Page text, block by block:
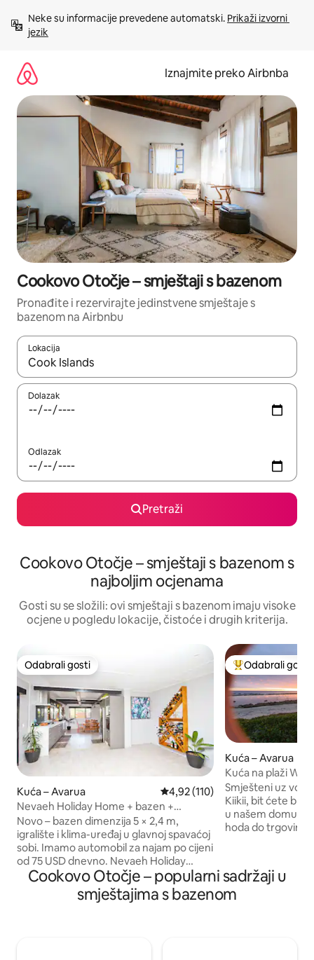
sadržaj
Neke su informacije prevedene automatski. Prikaži izvorni
jezik
Iznajmite preko Airbnba
Cookovo Otočje – smještaji s bazenom
Pronađite i rezervirajte jedinstvene smještaje s
bazenom na Airbnbu
Lokacija
Kada budu dostupni rezultati, moći ćete ih pregledati
Dolazak
Odlazak
Pretraži
Cookovo Otočje – smještaji s bazenom s
najboljim ocjenama
Gosti su se složili: ovi smještaji s bazenom imaju visoke
ocjene u pogledu lokacije, čistoće i drugih kriterija.
Odabrali gosti
Odabrali gosti
Kuća – Avarua Prosječna ocjena: 4,92/5,
4,92 (110)
Nevaeh Holiday Home + bazen +
neograničeni internet
Novo – bazen dimenzija 5 × 2,4 m,
igralište i klima-uređaj u glavnoj spavaćoj
sobi. Imamo automobil za najam po cijeni
od 75 USD dnevno. Nevaeh Holiday
Home nedavno je renoviran prostrani
dom površine 230 četvornih metara
(m2) koji je namjenski izgrađen za
Među najviše
Odabrali gosti
Kuća – Avarua
Kuća na plaži
ocean, 7 kreveta
Smješteni uz
Kiikii, bit ćete
u našem domu: 7
hoda do trgovine
ocean,
koji udaraju o
palme koje
Cookovo Otočje – popularni sadržaji u
smještajima s bazenom